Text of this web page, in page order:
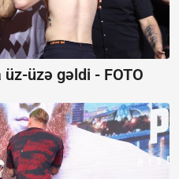
üz-üzə gəldi - FOTO